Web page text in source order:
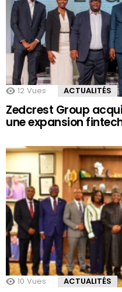
12 Vues ACTUALITÉS
Zedcrest Group
une expansion
10 Vues ACTUALITÉS